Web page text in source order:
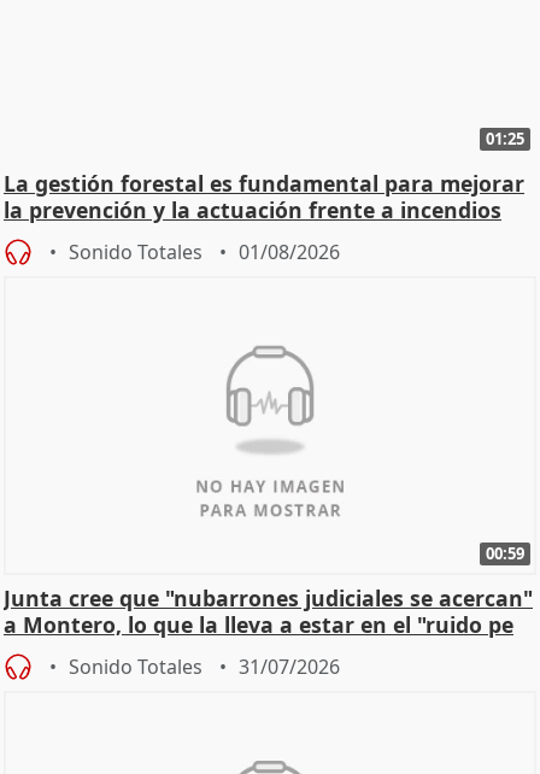
01:25
La gestión forestal es fundamental para mejorar
la prevención y la actuación frente a incendios
Sonido Totales 01/08/2026
00:59
Junta cree que "nubarrones judiciales se acercan"
a Montero, lo que la lleva a estar en el "ruido pe
Sonido Totales 31/07/2026